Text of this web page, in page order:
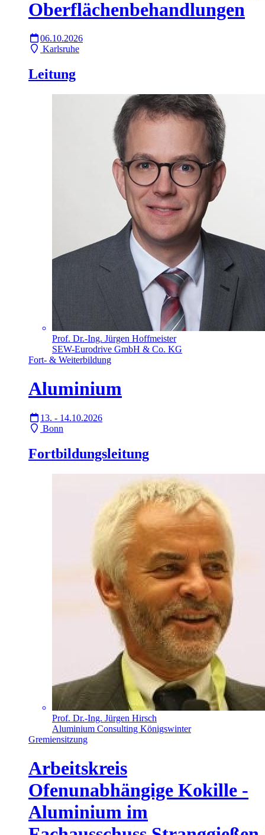
Oberflächenbehandlungen
06.10.2026
Karlsruhe
Leitung
Prof. Dr.-Ing. Jürgen Hoffmeister
SEW-Eurodrive GmbH & Co. KG
Fort- & Weiterbildung
Aluminium
13. - 14.10.2026
Bonn
Fortbildungsleitung
Prof. Dr.-Ing. Jürgen Hirsch
Aluminium Consulting Königswinter
Gremiensitzung
Arbeitskreis
Ofenunabhängige Kokille -
Aluminium im